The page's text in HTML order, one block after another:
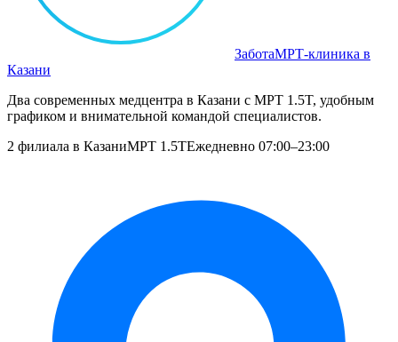
ЗаботаМРТ‑клиника в
Казани
Два современных медцентра в Казани с МРТ 1.5T, удобным
графиком и внимательной командой специалистов.
2 филиала в КазаниМРТ 1.5TЕжедневно 07:00–23:00